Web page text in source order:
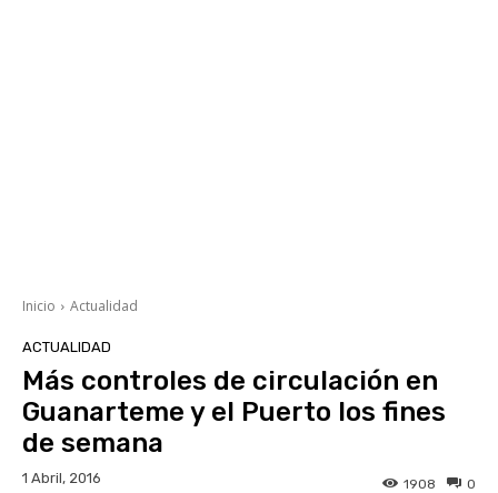
Inicio Actualidad
ACTUALIDAD
Más controles de circulación en
Guanarteme y el Puerto los fines
de semana
1 Abril, 2016 0
1908